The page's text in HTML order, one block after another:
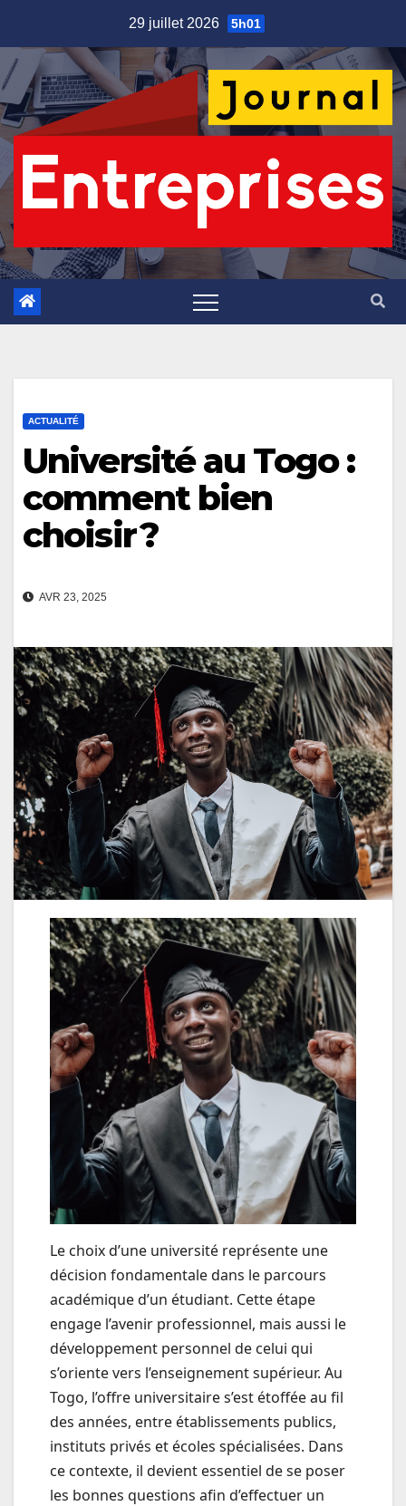
content
29 juillet 2026 5h01
ACTUALITÉ
Université au Togo :
comment bien
choisir ?
AVR 23, 2025
Le choix d’une université représente une
décision fondamentale dans le parcours
académique d’un étudiant. Cette étape
engage l’avenir professionnel, mais aussi le
développement personnel de celui qui
s’oriente vers l’enseignement supérieur. Au
Togo, l’offre universitaire s’est étoffée au fil
des années, entre établissements publics,
instituts privés et écoles spécialisées. Dans
ce contexte, il devient essentiel de se poser
les bonnes questions afin d’effectuer un